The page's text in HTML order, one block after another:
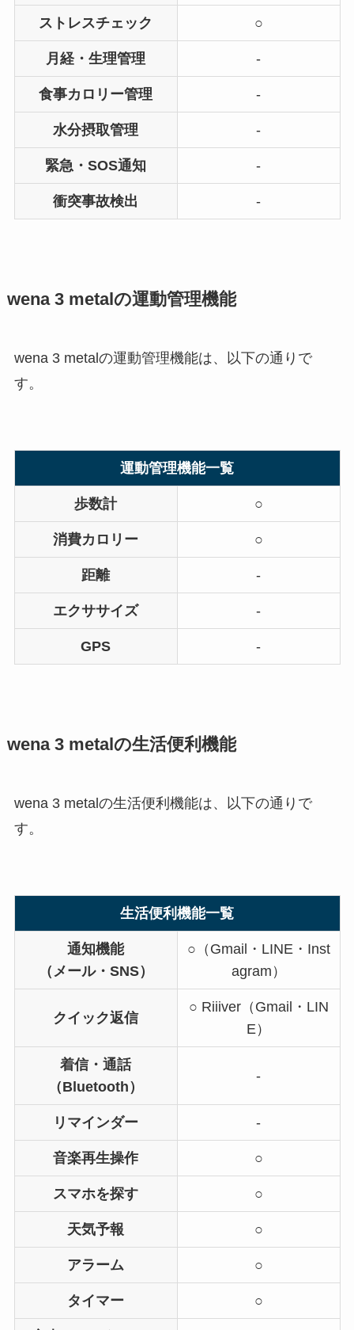
ストレスチェック ○
月経・生理管理 -
食事カロリー管理 -
水分摂取管理 -
緊急・SOS通知 -
衝突事故検出 -
wena 3 metalの運動管理機能
wena 3 metalの運動管理機能は、以下の通りで
す。
運動管理機能一覧
歩数計 ○
消費カロリー ○
距離 -
エクササイズ -
GPS -
wena 3 metalの生活便利機能
wena 3 metalの生活便利機能は、以下の通りで
す。
生活便利機能一覧
通知機能
（メール・SNS）
○（Gmail・LINE・Inst
agram）
クイック返信
○ Riiiver（Gmail・LIN
E）
着信・通話
（Bluetooth）
-
リマインダー -
音楽再生操作 ○
スマホを探す ○
天気予報 ○
アラーム ○
タイマー ○